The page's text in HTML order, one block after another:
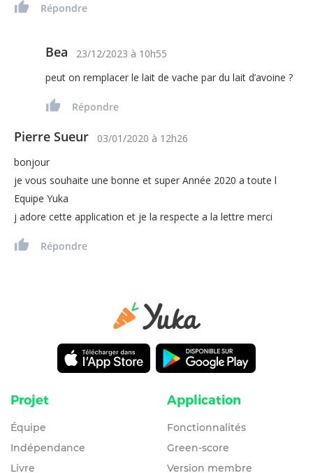
Répondre
Bea 23/12/2023 à 10h55
peut on remplacer le lait de vache par du lait d’avoine ?
Répondre
Pierre Sueur 03/01/2020 à 12h26
bonjour
je vous souhaite une bonne et super Année 2020 a toute l
Equipe Yuka
j adore cette application et je la respecte a la lettre merci
Répondre
Projet
Équipe
Indépendance
Livre
Application
Fonctionnalités
Green-score
Version membre